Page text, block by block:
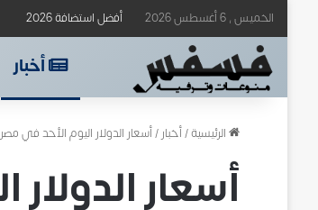
الخميس , 6 أغسطس 2026 أفضل استضافة 2026
أخبار
الرئيسية/أخبار/أسعار الدولار اليوم الأحد في مصر 27-12-2015 – السوق الرسمية والسوق السوداء